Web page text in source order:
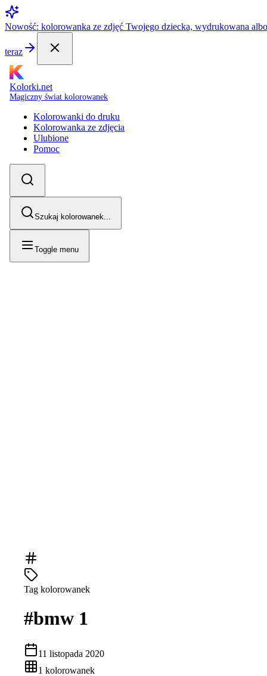
Nowość: kolorowanka ze zdjęć Twojego dziecka, wydrukowana
teraz
Kolorki.net
Magiczny świat kolorowanek
Kolorowanki do druku
Kolorowanka ze zdjęcia
Ulubione
Pomoc
Szukaj kolorowanek...
Toggle menu
Tag kolorowanek
#bmw 1
11 listopada 2020
1 kolorowanek